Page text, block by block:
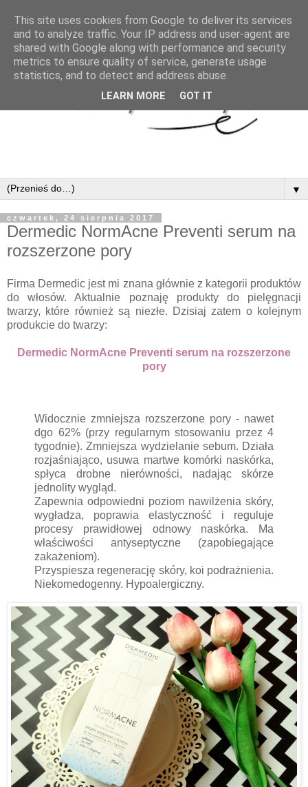
▼
czwartek, 24 sierpnia 2017
Dermedic NormAcne Preventi serum na
rozszerzone pory
Firma Dermedic jest mi znana głównie z kategorii produktów
do włosów. Aktualnie poznaję produkty do pielęgnacji
twarzy, które również są niezłe. Dzisiaj zatem o kolejnym
produkcie do twarzy:
Dermedic NormAcne Preventi serum na rozszerzone
pory
Widocznie zmniejsza rozszerzone pory - nawet
dgo 62% (przy regularnym stosowaniu przez 4
tygodnie). Zmniejsza wydzielanie sebum. Działa
rozjaśniająco, usuwa martwe komórki naskórka,
spłyca drobne nierówności, nadając skórze
jednolity wygląd.
Zapewnia odpowiedni poziom nawilżenia skóry,
wygładza, poprawia elastyczność i reguluje
procesy prawidłowej odnowy naskórka. Ma
właściwości antyseptyczne (zapobiegające
zakażeniom).
Przyspiesza regenerację skóry, koi podrażnienia.
Niekomedogenny. Hypoalergiczny.
This site uses cookies from Google to deliver its services
and to analyze traffic. Your IP address and user-agent are
shared with Google along with performance and security
metrics to ensure quality of service, generate usage
statistics, and to detect and address abuse.
LEARN MORE GOT IT